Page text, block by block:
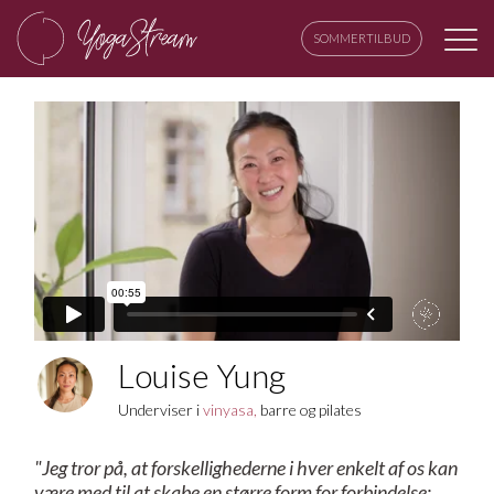
SOMMERTILBUD
Louise Yung
Underviser ivinyasa, barre og pilates
"Jeg tror på, at forskellighederne i hver enkelt af os kan